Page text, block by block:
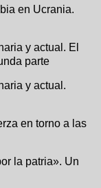
en Ucrania.
y actual. El
parte
y actual.
en torno a las
la patria». Un